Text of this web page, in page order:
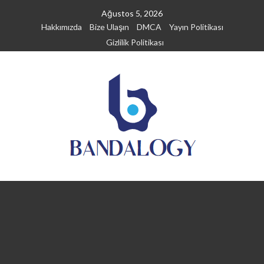
Ağustos 5, 2026
Hakkımızda
Bize Ulaşın DMCA
Yayın Politikası
Gizlilik Politikası